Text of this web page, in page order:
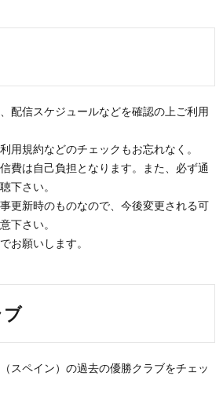
配信スケジュールなどを確認の上ご利用
用規約などのチェックもお忘れなく。
費は自己負担となります。また、必ず通
下さい。
更新時のものなので、今後変更される可
下さい。
お願いします。
ブ
スペイン）の過去の優勝クラブをチェッ